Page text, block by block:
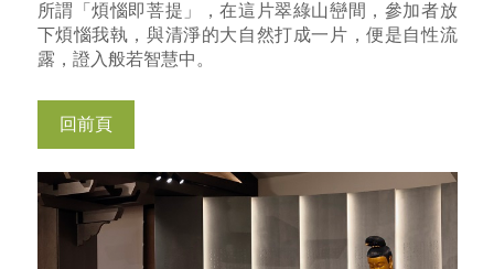
所謂「煩惱即菩提」，在這片翠綠山巒間，參加者放
下煩惱我執，與清淨的大自然打成一片，便是自性流
露，證入般若智慧中。
回前頁